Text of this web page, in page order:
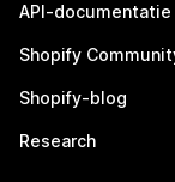
API-documentatie
Shopify
Shopify-blog
Research